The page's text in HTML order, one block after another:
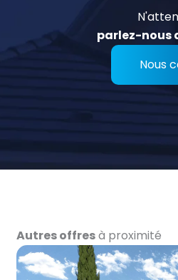
parlez-nous
Nous
Autres offresà proximité